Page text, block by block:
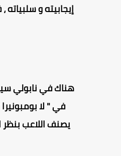
إيجابيته و
هناك في نابولي
في " لا
يصنف اللاعب بنظر